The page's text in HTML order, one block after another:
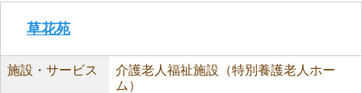
草花苑
施設・サービス
介護老人福祉施設（特別養護老人ホー
ム）